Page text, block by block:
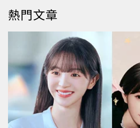
熱門文章